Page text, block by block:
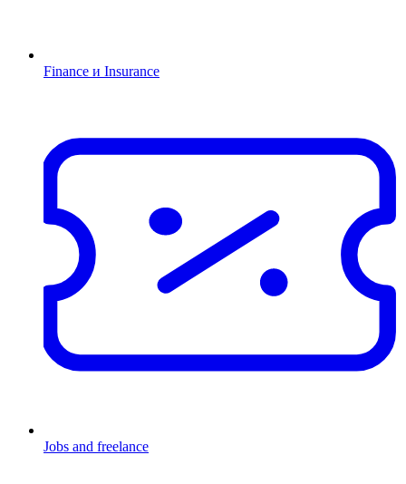
Finance и Insurance
Jobs and freelance